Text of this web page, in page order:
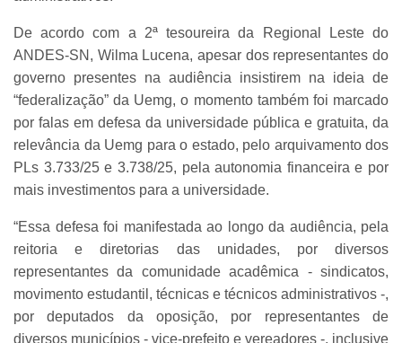
De acordo com a 2ª tesoureira da Regional Leste do
ANDES-SN, Wilma Lucena, apesar dos representantes do
governo presentes na audiência insistirem na ideia de
“federalização” da Uemg, o momento também foi marcado
por falas em defesa da universidade pública e gratuita, da
relevância da Uemg para o estado, pelo arquivamento dos
PLs 3.733/25 e 3.738/25, pela autonomia financeira e por
mais investimentos para a universidade.
“Essa defesa foi manifestada ao longo da audiência, pela
reitoria e diretorias das unidades, por diversos
representantes da comunidade acadêmica - sindicatos,
movimento estudantil, técnicas e técnicos administrativos -,
por deputados da oposição, por representantes de
diversos municípios - vice-prefeito e vereadores -, inclusive